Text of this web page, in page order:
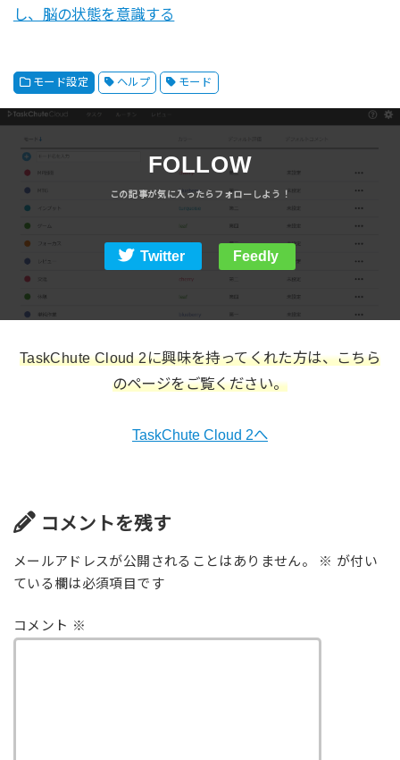
し、脳の状態を意識する
モード設定 ヘルプ モード
FOLLOW
Twitter Feedly
TaskChute Cloud 2に興味を持ってくれた方は、こちら
のページをご覧ください。
TaskChute Cloud 2へ
コメントを残す
メールアドレスが公開されることはありません。 ※ が付い
ている欄は必須項目です
コメント ※